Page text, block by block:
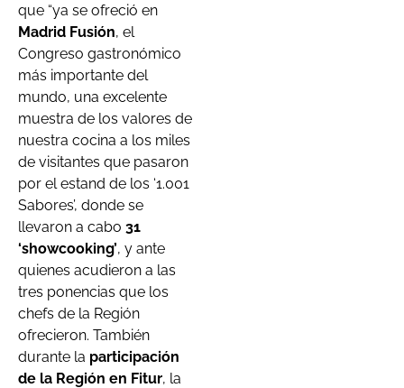
que “ya se ofreció en
Madrid Fusión, el
Congreso gastronómico
más importante del
mundo, una excelente
muestra de los valores de
nuestra cocina a los miles
de visitantes que pasaron
por el estand de los ‘1.001
Sabores’, donde se
llevaron a cabo 31
‘showcooking’, y ante
quienes acudieron a las
tres ponencias que los
chefs de la Región
ofrecieron. También
durante la participación
de la Región en Fitur, la